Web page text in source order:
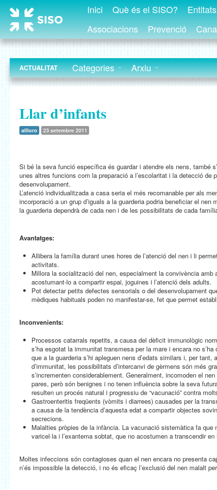
Inici Què és el SISO?
Associacions
Prevenció
ACTUALITAT Categories Arxiu
Llar d’infants
allloro 23 setembre 2011
Si bé la seva funció específica és guardar i atendre els nens, també
unes altres funcions com la preparació a l’escolaritat i la detecció de
desenvolupament.
L’atenció individualitzada a casa seria el més recomanable per als
incorporació a un grup d’iguals a la guarderia podria beneficiar el nen
la guarderia dependrà de cada nen i de les possibilitats de cada
Avantatges:
Allibera la família durant unes hores de l’atenció del nen i li
activitats.
Millora la socialització del nen, especialment la convivència amb
acostumant-lo a compartir espai, joguines i l’atenció dels adults.
Pot detectar petits defectes sensorials o del desenvolupament
mèdiques habituals poden no manifestar-se, fet que permet
Inconvenients:
Processos catarrals repetits, a causa del dèficit immunològic
s’ha esgotat la immunitat transmesa per la mare i encara no
que a la guarderia s’hi apleguen nens d’edats similars i, per
d’immunitat, les possibilitats d’intercanvi de gèrmens són més
s’incrementen considerablement. Generalment, incomoden el
pares, però són benignes i no tenen influència sobre la seva
resulten un procés natural i progressiu de “vacunació” contra
Gastroenteritis freqüents (vòmits i diarrees) causades per la
a causa de la tendència d’aquesta edat a compartir objectes
secrecions.
Malalties pròpies de la infància. La vacunació sistemàtica fa que
varicel·la i l’exantema sobtat, que no acostumen a transcendir
Moltes infeccions són contagioses quan el nen encara no presenta
n’és impossible la detecció, i no és eficaç l’exclusió del nen malalt